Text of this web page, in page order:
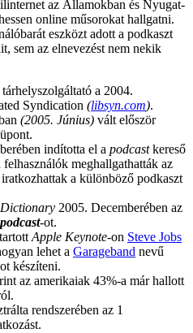
az Államokban és Nyugat-
online műsorokat hallgatni.
eszközt adott a podkaszt
sem az elnevezést nem nekik
a 2004.
Syndication (libsyn.com).
(2005. Június) vált először
indította el a podcastkereső
felhasználók meghallgathatták az
a különböző podkaszt
2005. Decemberében az
podcast-ot.
Apple Keynote-on Steve Jobs
lehet a Garageband nevű
készíteni.
az amerikaiak 43%-a már hallott
rendszerében az 1